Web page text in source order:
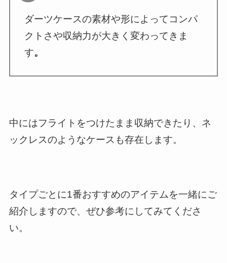
ダーツケースの素材や形によってコンパ
クトさや収納力が大きく変わってきま
す。
中にはフライトをつけたまま収納できたり、ネ
ックレスのようなケースも存在します。
タイプごとに1番おすすめのアイテムを一緒にご
紹介しますので、ぜひ参考にしてみてくださ
い。